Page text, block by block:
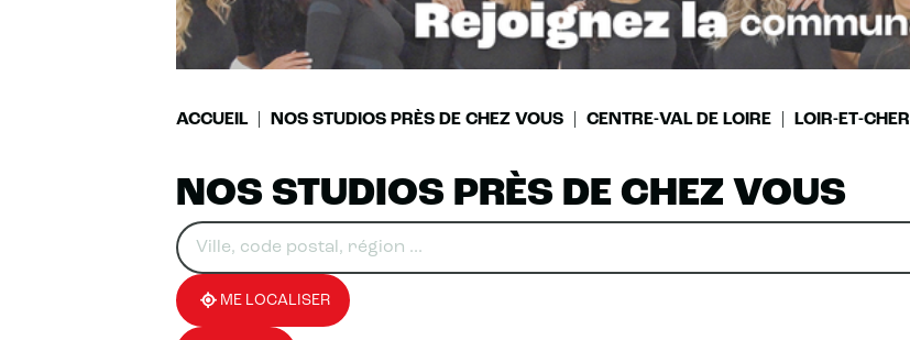
ACCUEIL NOS STUDIOS PRÈS DE CHEZ VOUS CENTRE-VAL DE LOIRE LOIR-ET-CHER
NOS STUDIOS PRÈS DE CHEZ VOUS
Veuillez
renseigner
une
adresse
0
résultat(s)
trouvé(s)
ME LOCALISER